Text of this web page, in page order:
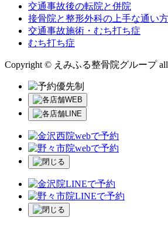
交通事故後の転院と併院
接骨院と整形外科の上手な通い方
交通事故施術・むち打ち症
むち打ち症
Copyright © えみふる整骨院グループ all